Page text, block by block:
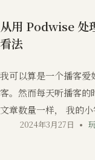
从用 Podwise 处
看法
我可以算是一个播客爱
客。然而每天听播客的
文章数量一样， 我的
2024年3月27日